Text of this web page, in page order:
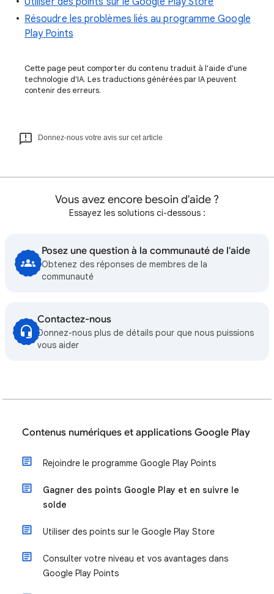
Résoudre les problèmes liés au programme Google
Play Points
Cette page peut comporter du contenu traduit à l'aide d'une
technologie d'IA. Les traductions générées par IA peuvent
contenir des erreurs.
Donnez-nous votre avis sur cet article
Vous avez encore besoin d'aide ?
Essayez les solutions ci-dessous :
Posez une question à la communauté de l'aide
Obtenez des réponses de membres de la
communauté
Contactez-nous
Donnez-nous plus de détails pour que nous puissions
vous aider
Contenus numériques et applications Google Play
Rejoindre le programme Google Play Points
Gagner des points Google Play et en suivre le
solde
Utiliser des points sur le Google Play Store
Consulter votre niveau et vos avantages dans
Google Play Points